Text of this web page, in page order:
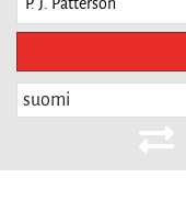
suomi